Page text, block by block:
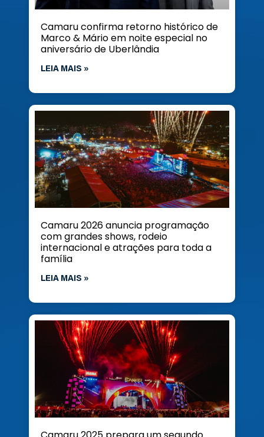
Camaru confirma retorno histórico de
Marco & Mário em noite especial no
aniversário de Uberlândia
LEIA MAIS »
Camaru 2026 anuncia programação
com grandes shows, rodeio
internacional e atrações para toda a
família
LEIA MAIS »